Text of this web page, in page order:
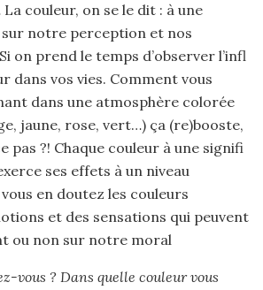
couleur, on se le dit : à une
notre perception et nos
on prend le temps d’observer l’infl
dans vos vies. Comment vous
dans une atmosphère colorée
jaune, rose, vert…) ça (re)booste,
pas ?! Chaque couleur à une signifi
ses effets à un niveau
en doutez les couleurs
et des sensations qui peuvent
ou non sur notre moral
vous ? Dans quelle couleur vous